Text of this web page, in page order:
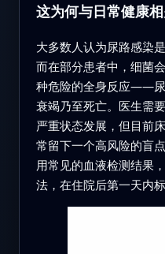
这为何与日常健康
大多数人认为尿路感染
而在部分患者中，细菌
种危险的全身反应——
衰竭乃至死亡。医生需
严重状态发展，但目前
常留下一个高风险的盲
用常见的血液检测结果
法，在住院后第一天内